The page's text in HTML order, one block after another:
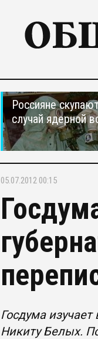
Россияне
случай ядерной
05.07.2012 00:15
Госдума
Никиту Белых.